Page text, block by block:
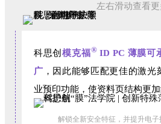
左右滑动查看更
科思创模克福®ID PC 薄膜可
广 ，因此能够匹配更佳的激
业预印功能，使资料页结构更加
解锁全新安全特征，并提升电